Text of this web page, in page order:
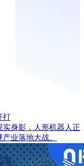
打
身影，人形机器人正
业落地大战。